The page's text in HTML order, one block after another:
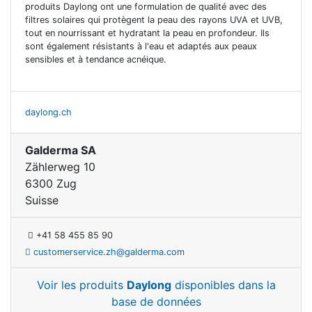
produits Daylong ont une formulation de qualité avec des
filtres solaires qui protègent la peau des rayons UVA et UVB,
tout en nourrissant et hydratant la peau en profondeur. Ils
sont également résistants à l'eau et adaptés aux peaux
sensibles et à tendance acnéique.
daylong.ch
Galderma SA
Zählerweg 10
6300 Zug
Suisse
+41 58 455 85 90
customerservice.zh@galderma.com
Voir les produits Daylongdisponibles dans la
base de données